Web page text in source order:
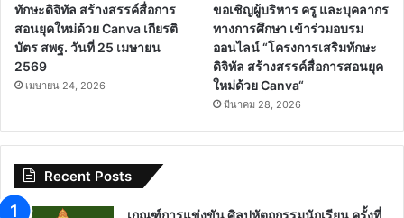
ทักษะดิจิทัล สร้างสรรค์สื่อการ
สอนยุคใหม่ด้วย Canva เกียรติ
บัตร สพฐ. วันที่ 25 เมษายน
2569
เมษายน 24, 2026
ขอเชิญผู้บริหาร ครู และบุคลากร
ทางการศึกษา เข้าร่วมอบรม
ออนไลน์ “โครงการเสริมทักษะ
ดิจิทัล สร้างสรรค์สื่อการสอนยุค
ใหม่ด้วย Canva“
มีนาคม 28, 2026
Recent Posts
เกณฑ์การแข่งขัน ศิลปหัตถกรรมนักเรียน ครั้งที่